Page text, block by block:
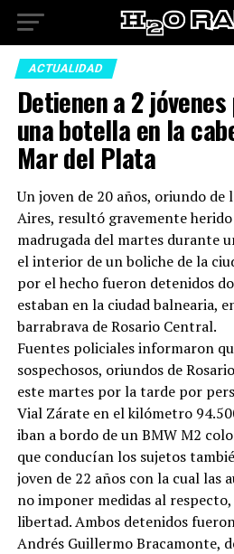
ACTUALIDAD
Detienen a 2
una botella en la
Mar del Plata
Un joven de 20 años, oriundo de
Aires, resultó gravemente
madrugada del martes durante
el interior de un boliche de la
por el hecho fueron detenidos
estaban en la ciudad balnearia,
barrabrava de Rosario Central.
Fuentes policiales informaron
sospechosos, oriundos de
este martes por la tarde por
Vial Zárate en el kilómetro
iban a bordo de un BMW M2
que conducían los sujetos
joven de 22 años con la cual las
no imponer medidas al
libertad. Ambos detenidos
Andrés Guillermo Bracamonte,